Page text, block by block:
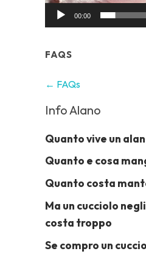
00:00
FAQS
← FAQs
Info Alano
Quanto vive un
Quanto e cosa
Quanto costa
Ma un cucciolo
costa troppo
Se compro un